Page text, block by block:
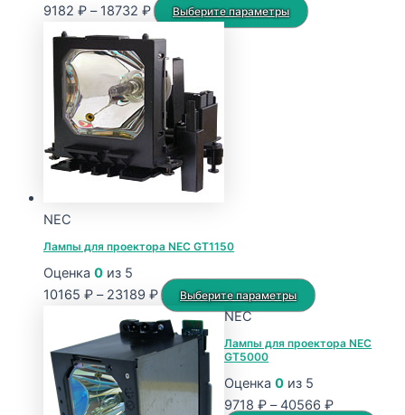
9182 ₽ – 18732 ₽Диапазон
9182 ₽
18732 ₽
Выберите параметры
Этот
NEC
Лампы для проектора NEC GT1150
Оценка 0 из 5
10165 ₽ – 23189 ₽Диапазон
цен:
10165 ₽
23189 ₽
Выберите параметры
Этот
имеет
Опции
NEC
Лампы для проектора NEC
GT5000
Оценка 0 из 5
9718 ₽ – 40566 ₽Диапазон